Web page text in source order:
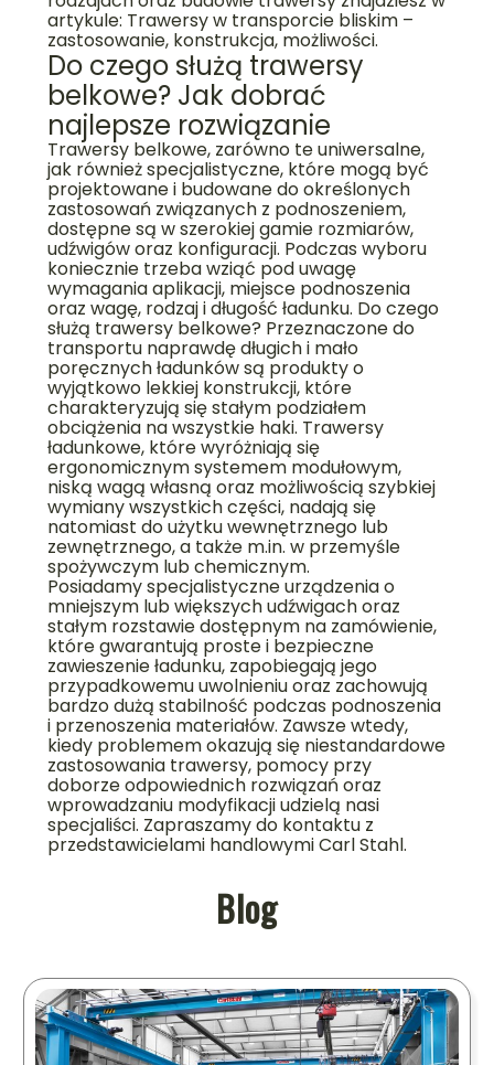
artykule: Trawersy w transporcie bliskim –
zastosowanie, konstrukcja, możliwości.
Do czego służą trawersy
belkowe? Jak dobrać
najlepsze rozwiązanie
Trawersy belkowe, zarówno te uniwersalne,
jak również specjalistyczne, które mogą być
projektowane i budowane do określonych
zastosowań związanych z podnoszeniem,
dostępne są w szerokiej gamie rozmiarów,
udźwigów oraz konfiguracji. Podczas wyboru
koniecznie trzeba wziąć pod uwagę
wymagania aplikacji, miejsce podnoszenia
oraz wagę, rodzaj i długość ładunku. Do czego
służą trawersy belkowe? Przeznaczone do
transportu naprawdę długich i mało
poręcznych ładunków są produkty o
wyjątkowo lekkiej konstrukcji, które
charakteryzują się stałym podziałem
obciążenia na wszystkie haki. Trawersy
ładunkowe, które wyróżniają się
ergonomicznym systemem modułowym,
niską wagą własną oraz możliwością szybkiej
wymiany wszystkich części, nadają się
natomiast do użytku wewnętrznego lub
zewnętrznego, a także m.in. w przemyśle
spożywczym lub chemicznym.
Posiadamy specjalistyczne urządzenia o
mniejszym lub większych udźwigach oraz
stałym rozstawie dostępnym na zamówienie,
które gwarantują proste i bezpieczne
zawieszenie ładunku, zapobiegają jego
przypadkowemu uwolnieniu oraz zachowują
bardzo dużą stabilność podczas podnoszenia
i przenoszenia materiałów. Zawsze wtedy,
kiedy problemem okazują się niestandardowe
zastosowania trawersy, pomocy przy
doborze odpowiednich rozwiązań oraz
wprowadzaniu modyfikacji udzielą nasi
specjaliści. Zapraszamy do kontaktu z
przedstawicielami handlowymi Carl Stahl.
Blog